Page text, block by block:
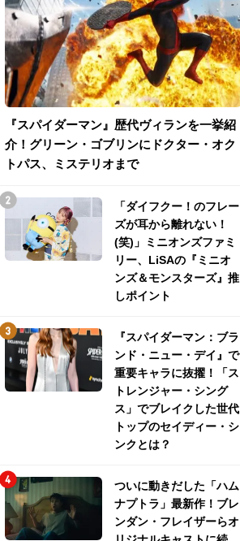
『スパイダーマン』歴代ヴィランを一挙紹
介！グリーン・ゴブリンにドクター・オク
トパス、ミステリオまで
「ダイフクー！のフレー
ズが耳から離れない！
(笑)」ミニオンズファミ
リー、LiSAの『ミニオ
ンズ＆モンスターズ』推
しポイント
『スパイダーマン：ブラ
ンド・ニュー・デイ』で
重要キャラに抜擢！「ス
トレンジャー・シング
ス」でブレイクした世代
トップのセイディー・シ
ンクとは？
ついに動きだした「ハム
ナプトラ」最新作！ブレ
ンダン・フレイザーらオ